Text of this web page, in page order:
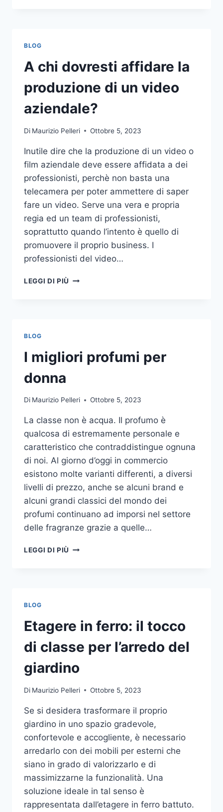
NELLE
SCOMMESSE
SPORTIVE
ONLINE
BLOG
A chi dovresti affidare la
produzione di un video
aziendale?
Di Maurizio Pelleri Ottobre 5, 2023
Inutile dire che la produzione di un video o
film aziendale deve essere affidata a dei
professionisti, perchè non basta una
telecamera per poter ammettere di saper
fare un video. Serve una vera e propria
regia ed un team di professionisti,
soprattutto quando l’intento è quello di
promuovere il proprio business. I
professionisti del video…
LEGGI DI PIÙ
VIDEO
BLOG
I migliori profumi per
donna
Di Maurizio Pelleri Ottobre 5, 2023
La classe non è acqua. Il profumo è
qualcosa di estremamente personale e
caratteristico che contraddistingue ognuna
di noi. Al giorno d’oggi in commercio
esistono molte varianti differenti, a diversi
livelli di prezzo, anche se alcuni brand e
alcuni grandi classici del mondo dei
profumi continuano ad imporsi nel settore
delle fragranze grazie a quelle…
LEGGI DI PIÙ
BLOG
Etagere in ferro: il tocco
di classe per l’arredo del
giardino
Di Maurizio Pelleri Ottobre 5, 2023
Se si desidera trasformare il proprio
giardino in uno spazio gradevole,
confortevole e accogliente, è necessario
arredarlo con dei mobili per esterni che
siano in grado di valorizzarlo e di
massimizzarne la funzionalità. Una
soluzione ideale in tal senso è
rappresentata dall’etagere in ferro battuto.